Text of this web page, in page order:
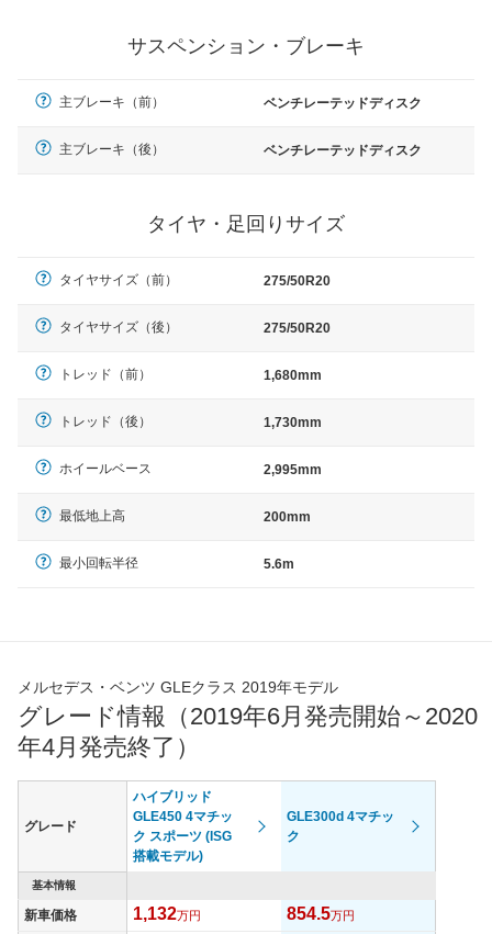
サスペンション・ブレーキ
主ブレーキ（前） ベンチレーテッドディスク
主ブレーキ（後） ベンチレーテッドディスク
タイヤ・足回りサイズ
タイヤサイズ（前） 275/50R20
タイヤサイズ（後） 275/50R20
トレッド（前） 1,680mm
トレッド（後） 1,730mm
ホイールベース 2,995mm
最低地上高 200mm
最小回転半径 5.6m
メルセデス・ベンツ GLEクラス 2019年モデル
グレード情報（2019年6月発売開始～2020
年4月発売終了）
グレード
ハイブリッド
GLE450 4マチッ
ク スポーツ (ISG
搭載モデル)
GLE300d 4マチッ
ク
基本情報
新車価格 1,132万円 854.5万円